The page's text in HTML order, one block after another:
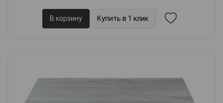
В корзину Купить в 1 клик